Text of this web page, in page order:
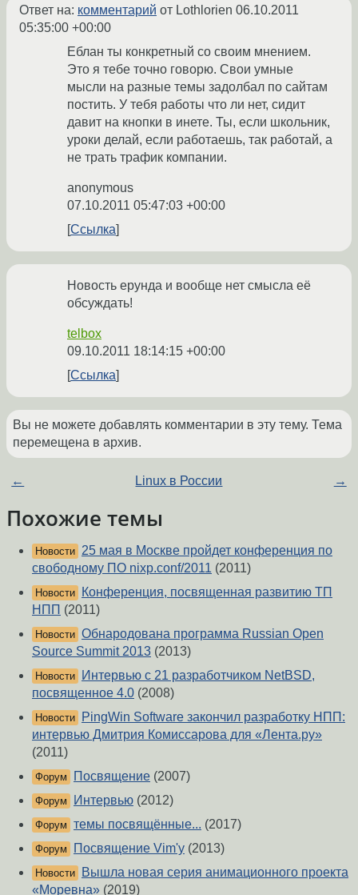
Ответ на: комментарий от Lothlorien 06.10.2011
05:35:00 +00:00
Еблан ты конкретный со своим мнением.
Это я тебе точно говорю. Свои умные
мысли на разные темы задолбал по сайтам
постить. У тебя работы что ли нет, сидит
давит на кнопки в инете. Ты, если школьник,
уроки делай, если работаешь, так работай, а
не трать трафик компании.
anonymous
07.10.2011 05:47:03 +00:00
Ссылка
Новость ерунда и вообще нет смысла её
обсуждать!
telbox
09.10.2011 18:14:15 +00:00
Ссылка
Вы не можете добавлять комментарии в эту тему. Тема
перемещена в архив.
← Linux в России →
Похожие темы
Новости 25 мая в Москве пройдет конференция по
свободному ПО nixp.conf/2011 (2011)
Новости
Конференция, посвященная развитию ТП
НПП (2011)
Новости Обнародована программа Russian Open
Source Summit 2013 (2013)
Новости
Интервью с 21 разработчиком NetBSD,
посвященное 4.0 (2008)
Новости
PingWin Software закончил разработку НПП:
интервью Дмитрия Комиссарова для «Лента.ру»
(2011)
Форум Посвящение (2007)
Форум Интервью (2012)
Форум темы посвящённые... (2017)
Форум Посвящение Vim'у (2013)
Новости
Вышла новая серия анимационного проекта
«Моревна» (2019)